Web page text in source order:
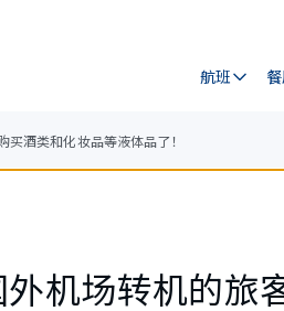
航班
酒类和化妆品等液体品了！
机场转机的旅